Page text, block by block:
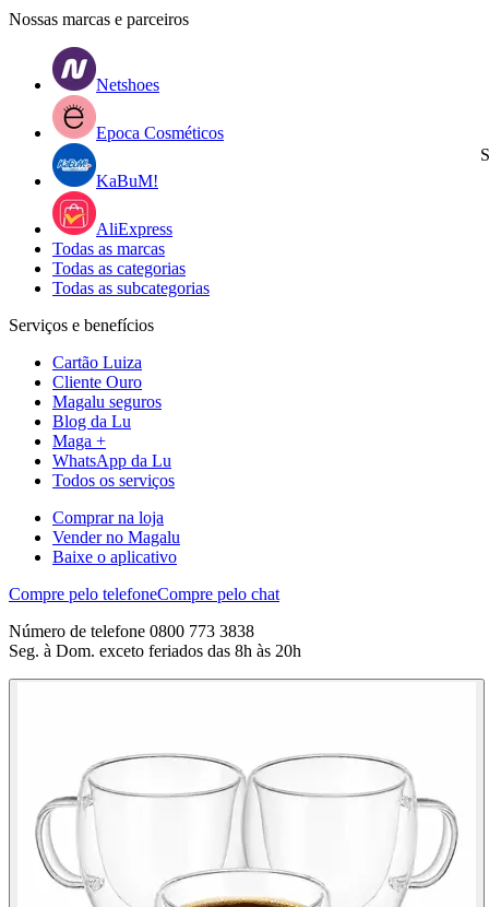
Nossas marcas e parceiros
Netshoes
Epoca Cosméticos
KaBuM!
AliExpress
Todas as marcas
Todas as categorias
Todas as subcategorias
Serviços e benefícios
Cartão Luiza
Cliente Ouro
Magalu seguros
Blog da Lu
Maga +
WhatsApp da Lu
Todos os serviços
Comprar na loja
Vender no Magalu
Baixe o aplicativo
Compre pelo telefoneCompre pelo chat
Número de telefone 0800 773 3838
Seg. à Dom. exceto feriados das 8h às 20h